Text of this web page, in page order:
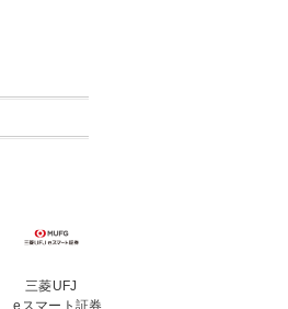
三菱UFJ
eスマート証券